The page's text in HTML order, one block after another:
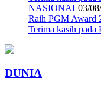
NASIONAL03/
Raih PGM Award
Terima kasih
DUNIA